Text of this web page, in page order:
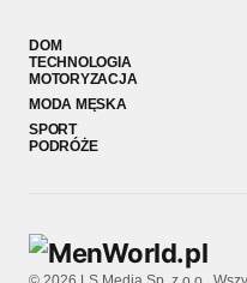
DOM
TECHNOLOGIA
MOTORYZACJA
MODA MĘSKA
SPORT
PODRÓŻE